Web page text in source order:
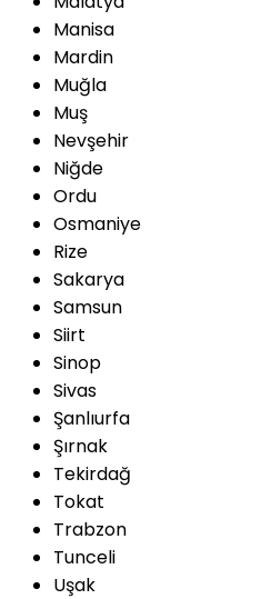
Manisa
Mardin
Muğla
Muş
Nevşehir
Niğde
Ordu
Osmaniye
Rize
Sakarya
Samsun
Siirt
Sinop
Sivas
Şanlıurfa
Şırnak
Tekirdağ
Tokat
Trabzon
Tunceli
Uşak